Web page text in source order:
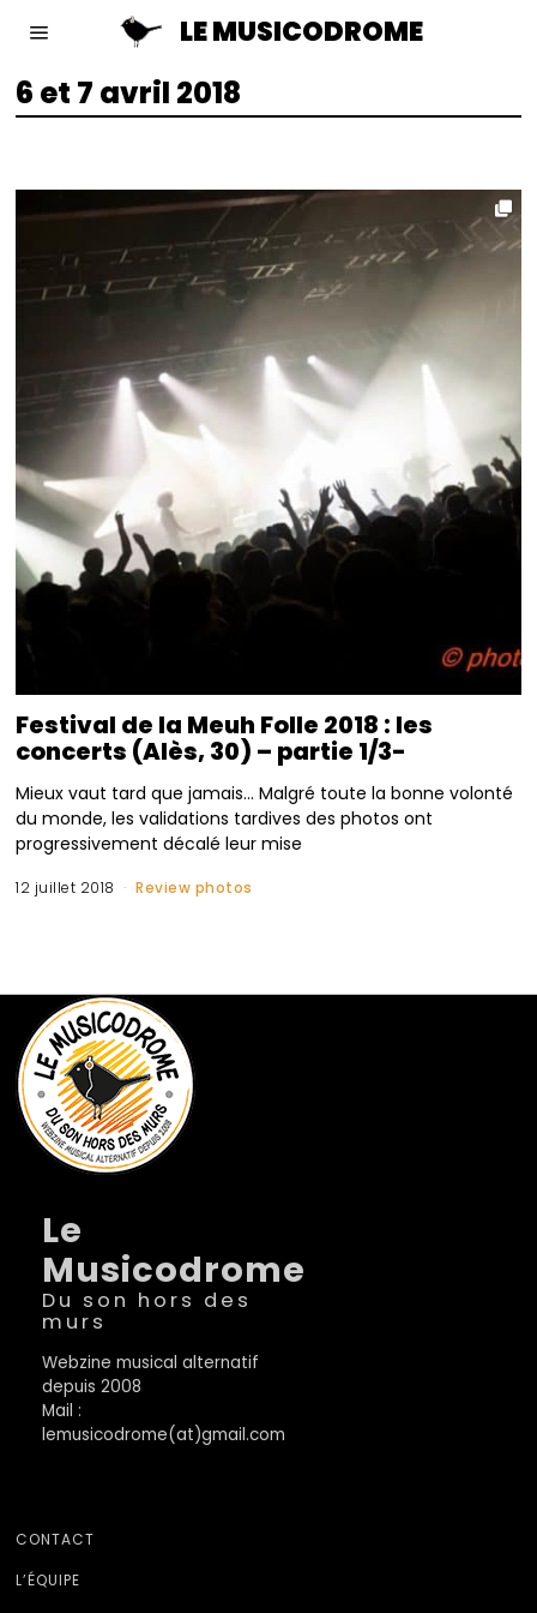
LE MUSICODROME
6 et 7 avril 2018
Festival de la Meuh Folle 2018 : les
concerts (Alès, 30) – partie 1/3-
Mieux vaut tard que jamais… Malgré toute la bonne volonté
du monde, les validations tardives des photos ont
progressivement décalé leur mise
12 juillet 2018 Review photos
Le
Musicodrome
Du son hors des
murs
Webzine musical alternatif
depuis 2008
Mail :
lemusicodrome(at)gmail.com
CONTACT
L’ÉQUIPE